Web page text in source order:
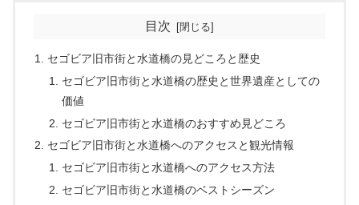
目次
セゴビア旧市街と水道橋の見どころと歴史
セゴビア旧市街と水道橋の歴史と世界遺産としての
価値
セゴビア旧市街と水道橋のおすすめ見どころ
セゴビア旧市街と水道橋へのアクセスと観光情報
セゴビア旧市街と水道橋へのアクセス方法
セゴビア旧市街と水道橋のベストシーズン